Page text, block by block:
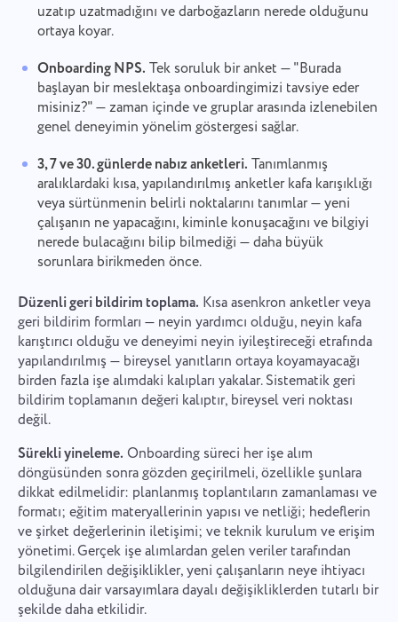
uzatıp uzatmadığını ve darboğazların nerede olduğunu
ortaya koyar.
Onboarding NPS. Tek soruluk bir anket — "Burada
başlayan bir meslektaşa onboardingimizi tavsiye eder
misiniz?" — zaman içinde ve gruplar arasında izlenebilen
genel deneyimin yönelim göstergesi sağlar.
3, 7 ve 30. günlerde nabız anketleri. Tanımlanmış
aralıklardaki kısa, yapılandırılmış anketler kafa karışıklığı
veya sürtünmenin belirli noktalarını tanımlar — yeni
çalışanın ne yapacağını, kiminle konuşacağını ve bilgiyi
nerede bulacağını bilip bilmediği — daha büyük
sorunlara birikmeden önce.
Düzenli geri bildirim toplama. Kısa asenkron anketler veya
geri bildirim formları — neyin yardımcı olduğu, neyin kafa
karıştırıcı olduğu ve deneyimi neyin iyileştireceği etrafında
yapılandırılmış — bireysel yanıtların ortaya koyamayacağı
birden fazla işe alımdaki kalıpları yakalar. Sistematik geri
bildirim toplamanın değeri kalıptır, bireysel veri noktası
değil.
Sürekli yineleme. Onboarding süreci her işe alım
döngüsünden sonra gözden geçirilmeli, özellikle şunlara
dikkat edilmelidir: planlanmış toplantıların zamanlaması ve
formatı; eğitim materyallerinin yapısı ve netliği; hedeflerin
ve şirket değerlerinin iletişimi; ve teknik kurulum ve erişim
yönetimi. Gerçek işe alımlardan gelen veriler tarafından
bilgilendirilen değişiklikler, yeni çalışanların neye ihtiyacı
olduğuna dair varsayımlara dayalı değişikliklerden tutarlı bir
şekilde daha etkilidir.